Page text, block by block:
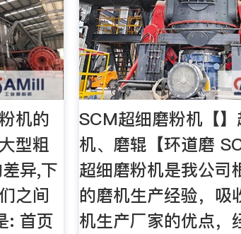
机的
型粗
异,下
之间
: 首页
SCM超细磨粉机【
机、磨辊【环道磨
超细磨粉机是我公司
的磨机生产经验，吸
机生产厂家的优点，